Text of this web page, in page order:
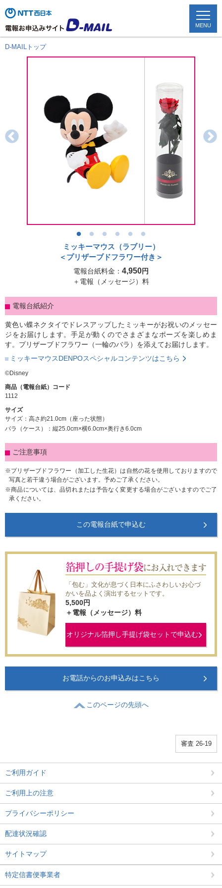
MENU
かんたん申込み
お祝い電報
お悔やみ電報
シーンから選ぶ
電報コラム
ご利用ガイド
パソコンサイトはこちら
D-MAILトップ
ミッキーマウス（ラブリー）
＜プリザーブドフラワー付き＞
電報台紙料金： 4,950 円
＋電報（メッセージ）料
電報台紙紹介
黄色い蝶ネクタイでドレスアップしたミッキーがお祝いのメッセー
ジをお届けします。手足が動くのでさまざまなポーズを楽しめま
す。プリザーブドフラワー（一輪のバラ）を添えてお届けします。
ミッキーマウスDENPOスペシャルコンテンツはこちら
©Disney
商品（電報台紙）コード
1112
サイズ
サイズ：高さ約21.0cm（座った状態）
バラ（ケース）：縦25.0cm×横6.0cm×奥行き6.0cm
ご注意事項
プリザーブドフラワー（加工した生花）は自然の花を使用しておりますので
写真と若干違う場合がございます。予めご了承ください。
商品については、品切れまたは予告なく変更する場合がございますのでご了
承ください。
この電報台紙で申込む
「包む」文化が息づく日本にふさわしいお心づ
かいを品よく演出するセットです。
5,500 円
＋電報（メッセージ）料
オリジナル箔押し手提げ袋セットで申込む
お電話からのお申込みはこちら
このページの先頭へ
審査 26-19
ご利用ガイド
ご利用上の注意
プライバシーポリシー
配達状況確認
サイトマップ
特定信書便事業者